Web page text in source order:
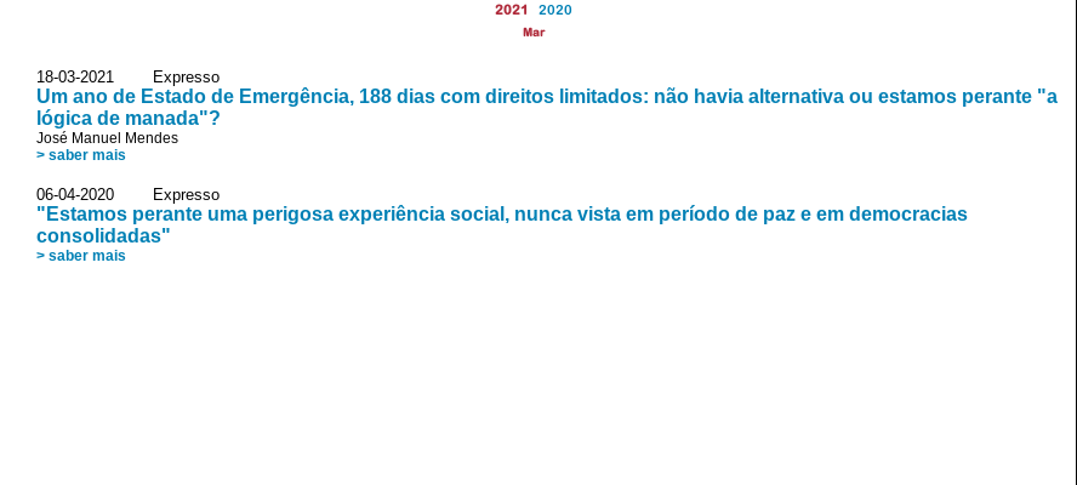
2021 2020
Mar
18-03-2021 Expresso
Um ano de Estado de Emergência, 188 dias com direitos limitados: não havia alternativa ou estamos perante "a
lógica de manada"?
José Manuel Mendes
> saber mais
06-04-2020 Expresso
"Estamos perante uma perigosa experiência social, nunca vista em período de paz e em democracias
consolidadas"
> saber mais